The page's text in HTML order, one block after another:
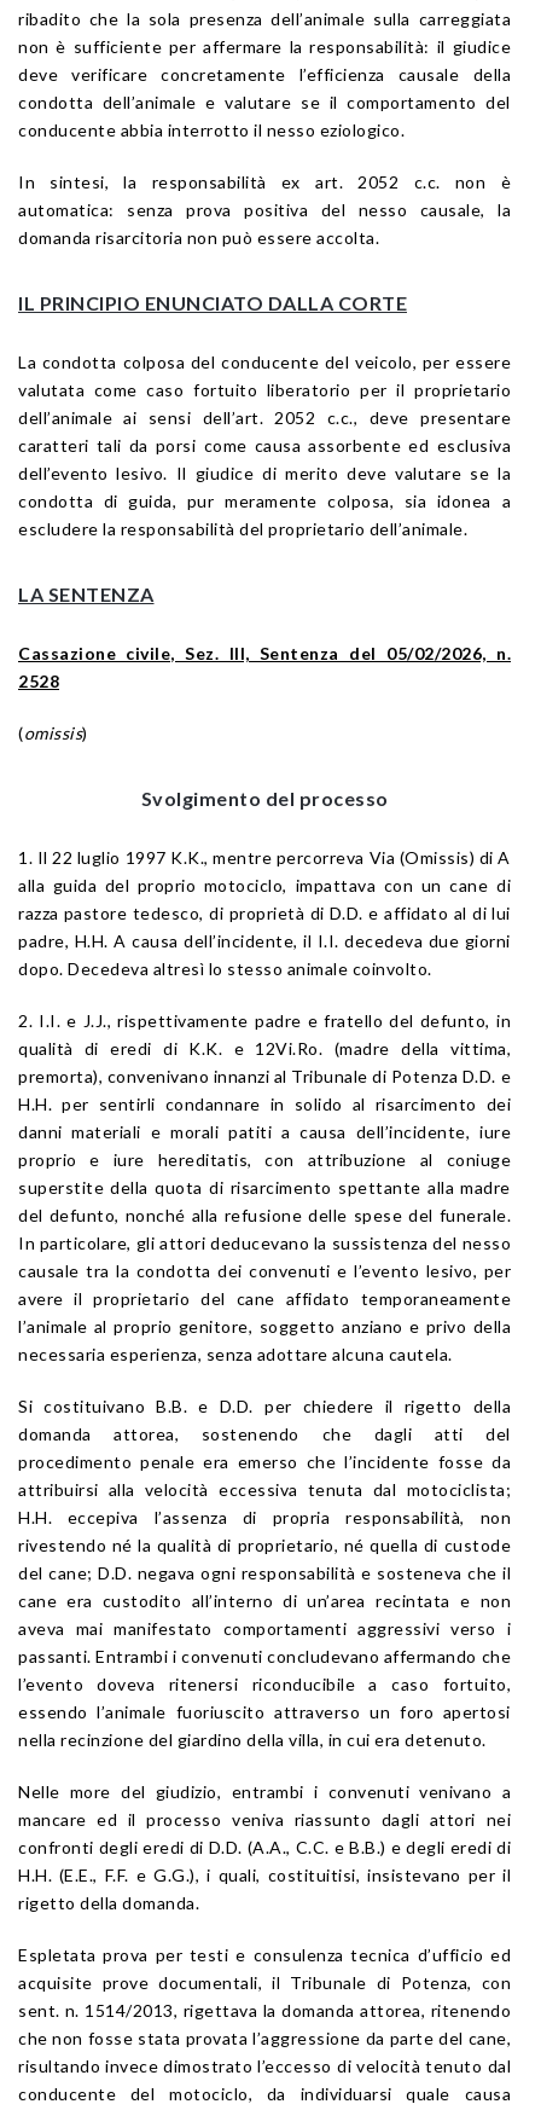
ribadito che la sola presenza dell’animale sulla carreggiata
non è sufficiente per affermare la responsabilità: il giudice
deve verificare concretamente l’efficienza causale della
condotta dell’animale e valutare se il comportamento del
conducente abbia interrotto il nesso eziologico.
In sintesi, la responsabilità ex art. 2052 c.c. non è
automatica: senza prova positiva del nesso causale, la
domanda risarcitoria non può essere accolta.
IL PRINCIPIO ENUNCIATO DALLA CORTE
La condotta colposa del conducente del veicolo, per essere
valutata come caso fortuito liberatorio per il proprietario
dell’animale ai sensi dell’art. 2052 c.c., deve presentare
caratteri tali da porsi come causa assorbente ed esclusiva
dell’evento lesivo. Il giudice di merito deve valutare se la
condotta di guida, pur meramente colposa, sia idonea a
escludere la responsabilità del proprietario dell’animale.
LA SENTENZA
Cassazione civile, Sez. III, Sentenza del 05/02/2026, n.
2528
(omissis)
Svolgimento del processo
1. Il 22 luglio 1997 K.K., mentre percorreva Via (Omissis) di A
alla guida del proprio motociclo, impattava con un cane di
razza pastore tedesco, di proprietà di D.D. e affidato al di lui
padre, H.H. A causa dell’incidente, il I.I. decedeva due giorni
dopo. Decedeva altresì lo stesso animale coinvolto.
2. I.I. e J.J., rispettivamente padre e fratello del defunto, in
qualità di eredi di K.K. e 12Vi.Ro. (madre della vittima,
premorta), convenivano innanzi al Tribunale di Potenza D.D. e
H.H. per sentirli condannare in solido al risarcimento dei
danni materiali e morali patiti a causa dell’incidente, iure
proprio e iure hereditatis, con attribuzione al coniuge
superstite della quota di risarcimento spettante alla madre
del defunto, nonché alla refusione delle spese del funerale.
In particolare, gli attori deducevano la sussistenza del nesso
causale tra la condotta dei convenuti e l’evento lesivo, per
avere il proprietario del cane affidato temporaneamente
l’animale al proprio genitore, soggetto anziano e privo della
necessaria esperienza, senza adottare alcuna cautela.
Si costituivano B.B. e D.D. per chiedere il rigetto della
domanda attorea, sostenendo che dagli atti del
procedimento penale era emerso che l’incidente fosse da
attribuirsi alla velocità eccessiva tenuta dal motociclista;
H.H. eccepiva l’assenza di propria responsabilità, non
rivestendo né la qualità di proprietario, né quella di custode
del cane; D.D. negava ogni responsabilità e sosteneva che il
cane era custodito all’interno di un’area recintata e non
aveva mai manifestato comportamenti aggressivi verso i
passanti. Entrambi i convenuti concludevano affermando che
l’evento doveva ritenersi riconducibile a caso fortuito,
essendo l’animale fuoriuscito attraverso un foro apertosi
nella recinzione del giardino della villa, in cui era detenuto.
Nelle more del giudizio, entrambi i convenuti venivano a
mancare ed il processo veniva riassunto dagli attori nei
confronti degli eredi di D.D. (A.A., C.C. e B.B.) e degli eredi di
H.H. (E.E., F.F. e G.G.), i quali, costituitisi, insistevano per il
rigetto della domanda.
Espletata prova per testi e consulenza tecnica d’ufficio ed
acquisite prove documentali, il Tribunale di Potenza, con
sent. n. 1514/2013, rigettava la domanda attorea, ritenendo
che non fosse stata provata l’aggressione da parte del cane,
risultando invece dimostrato l’eccesso di velocità tenuto dal
conducente del motociclo, da individuarsi quale causa